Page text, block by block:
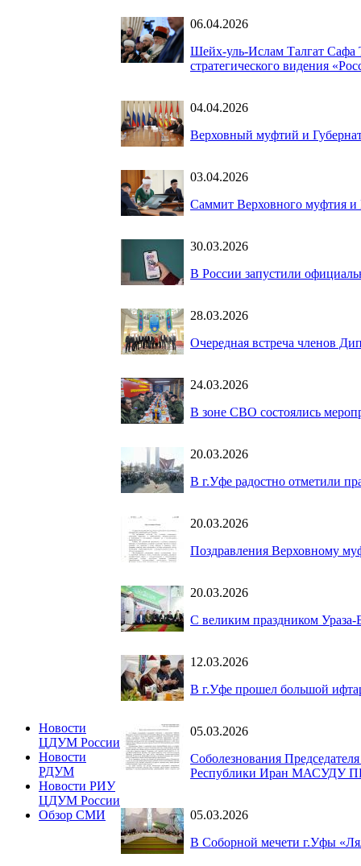
Новости
ЦДУМ России
Новости
РДУМ
Новости РИУ
ЦДУМ России
Обзор СМИ
06.04.2026
Шейх-уль-Ислам Талгат Сафа
стратегического видения
04.04.2026
Верховный муфтий и
03.04.2026
Саммит Верховного муфтия и
30.03.2026
В России запустили
28.03.2026
Очередная встреча членов
24.03.2026
В зоне СВО состоялись
20.03.2026
В г.Уфе радостно отметили
20.03.2026
Поздравления Верховному
20.03.2026
С великим праздником Ураза-
12.03.2026
В г.Уфе прошел большой
05.03.2026
Соболезнования
Республики Иран
05.03.2026
В Соборной мечети г.Уфы